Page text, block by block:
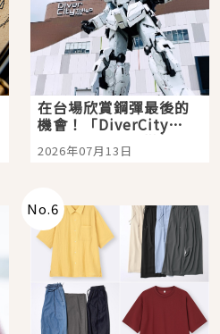
在台場欣賞鋼彈最後的
機會！「DiverCity
Tokyo Plaza」搭船、
購物、美食及夜景，一
2026年07月13日
No.6